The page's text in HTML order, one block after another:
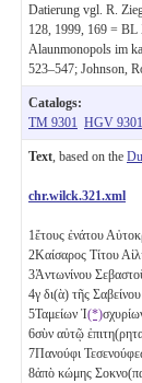
Datierung vgl. R.
128, 1999, 169 = BL
Alaunmonopols im
523–547; Johnson,
Catalogs:
TM 9301 HGV 9301
Text , based on the
chr.wilck.321.xml
1ἔτους ἐνάτου
2Καίσαρος Τίτου
3Ἀντωνίνου
4γ δι(ὰ) τῆς
5Ταμείων Ἰ(*)
6σὺν αὐτῷ
7Πανούφι
8ἀπὸ κώμης